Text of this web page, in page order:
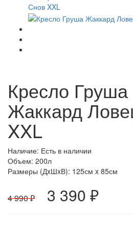
Кресло Груша
Жаккард
XXL
Наличие: Есть в наличии
Объем: 200л
Размеры (ДxШxВ): 125см x 85см
4 990 ₽ 3 390 ₽